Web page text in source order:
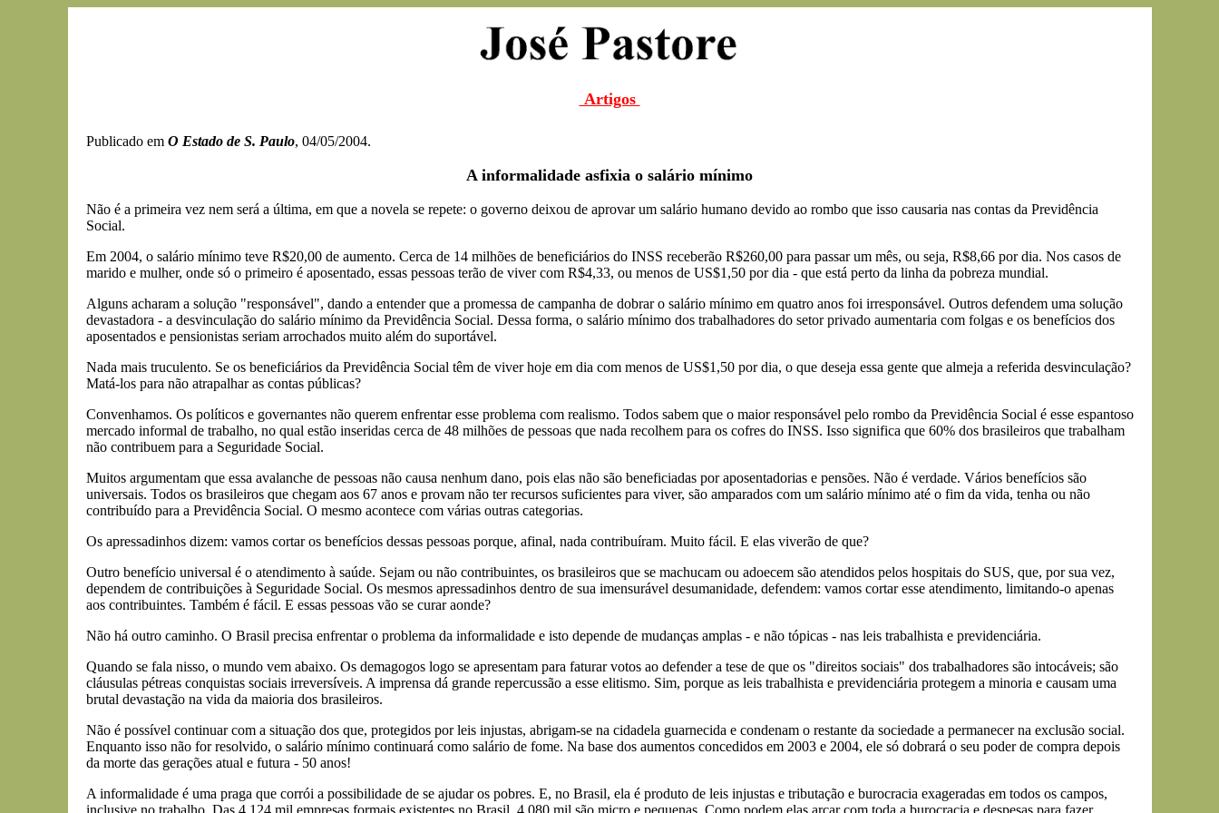
Artigos
Publicado em O Estado de S. Paulo, 04/05/2004.
A informalidade asfixia o salário mínimo
Não é a primeira vez nem será a última, em que a novela se repete: o governo deixou de aprovar um salário humano devido ao rombo que isso causaria nas contas da Previdência
Social.
Em 2004, o salário mínimo teve R$20,00 de aumento. Cerca de 14 milhões de beneficiários do INSS receberão R$260,00 para passar um mês, ou seja, R$8,66 por dia. Nos casos de
marido e mulher, onde só o primeiro é aposentado, essas pessoas terão de viver com R$4,33, ou menos de US$1,50 por dia - que está perto da linha da pobreza mundial.
Alguns acharam a solução "responsável", dando a entender que a promessa de campanha de dobrar o salário mínimo em quatro anos foi irresponsável. Outros defendem uma solução
devastadora - a desvinculação do salário mínimo da Previdência Social. Dessa forma, o salário mínimo dos trabalhadores do setor privado aumentaria com folgas e os benefícios dos
aposentados e pensionistas seriam arrochados muito além do suportável.
Nada mais truculento. Se os beneficiários da Previdência Social têm de viver hoje em dia com menos de US$1,50 por dia, o que deseja essa gente que almeja a referida desvinculação?
Matá-los para não atrapalhar as contas públicas?
Convenhamos. Os políticos e governantes não querem enfrentar esse problema com realismo. Todos sabem que o maior responsável pelo rombo da Previdência Social é esse espantoso
mercado informal de trabalho, no qual estão inseridas cerca de 48 milhões de pessoas que nada recolhem para os cofres do INSS. Isso significa que 60% dos brasileiros que trabalham
não contribuem para a Seguridade Social.
Muitos argumentam que essa avalanche de pessoas não causa nenhum dano, pois elas não são beneficiadas por aposentadorias e pensões. Não é verdade. Vários benefícios são
universais. Todos os brasileiros que chegam aos 67 anos e provam não ter recursos suficientes para viver, são amparados com um salário mínimo até o fim da vida, tenha ou não
contribuído para a Previdência Social. O mesmo acontece com várias outras categorias.
Os apressadinhos dizem: vamos cortar os benefícios dessas pessoas porque, afinal, nada contribuíram. Muito fácil. E elas viverão de que?
Outro benefício universal é o atendimento à saúde. Sejam ou não contribuintes, os brasileiros que se machucam ou adoecem são atendidos pelos hospitais do SUS, que, por sua vez,
dependem de contribuições à Seguridade Social. Os mesmos apressadinhos dentro de sua imensurável desumanidade, defendem: vamos cortar esse atendimento, limitando-o apenas
aos contribuintes. Também é fácil. E essas pessoas vão se curar aonde?
Não há outro caminho. O Brasil precisa enfrentar o problema da informalidade e isto depende de mudanças amplas - e não tópicas - nas leis trabalhista e previdenciária.
Quando se fala nisso, o mundo vem abaixo. Os demagogos logo se apresentam para faturar votos ao defender a tese de que os "direitos sociais" dos trabalhadores são intocáveis; são
cláusulas pétreas conquistas sociais irreversíveis. A imprensa dá grande repercussão a esse elitismo. Sim, porque as leis trabalhista e previdenciária protegem a minoria e causam uma
brutal devastação na vida da maioria dos brasileiros.
Não é possível continuar com a situação dos que, protegidos por leis injustas, abrigam-se na cidadela guarnecida e condenam o restante da sociedade a permanecer na exclusão social.
Enquanto isso não for resolvido, o salário mínimo continuará como salário de fome. Na base dos aumentos concedidos em 2003 e 2004, ele só dobrará o seu poder de compra depois
da morte das gerações atual e futura - 50 anos!
A informalidade é uma praga que corrói a possibilidade de se ajudar os pobres. E, no Brasil, ela é produto de leis injustas e tributação e burocracia exageradas em todos os campos,
inclusive no trabalho. Das 4.124 mil empresas formais existentes no Brasil, 4.080 mil são micro e pequenas. Como podem elas arcar com toda a burocracia e despesas para fazer